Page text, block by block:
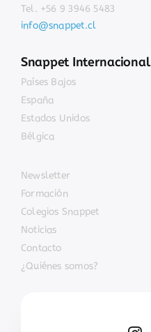
Tel. +56 9 3946 5483
info@snappet.cl
Snappet Internacional
Países Bajos
España
Estados Unidos
Bélgica
Newsletter
Formación
Colegios Snappet
Noticias
Contacto
¿Quiénes somos?